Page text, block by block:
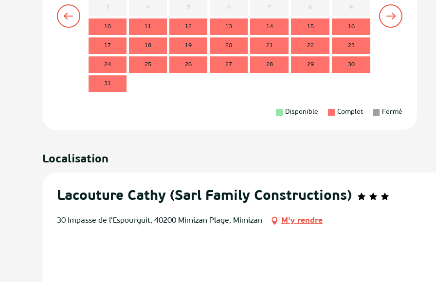
3 4 5 6 7 8 9
10 11 12 13 14 15 16
17 18 19 20 21 22 23
24 25 26 27 28 29 30
31
7
14
Disponible Complet Fermé
Localisation
Lacouture Cathy (Sarl Family Constructions)
30 Impasse de l'Espourguit, 40200 Mimizan Plage, Mimizan M'y rendre